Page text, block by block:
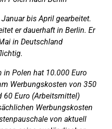
bis April gearbeitet.
er dauerhaft in Berlin. Er
in Deutschland
Polen hat 10.000 Euro
Werbungskosten von 350
60 Euro (Arbeitsmittel)
Werbungskosten
von aktuell